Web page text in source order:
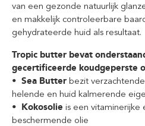
van een gezonde natuurlijk
en makkelijk controleerbare
gehydrateerde huid als resultaat.
Tropic butter bevat
gecertificeerde koudgeperste
• Sea Butter bezit
helende en huid kalmerende
• Kokosolie is een vitaminerijke
beschermende olie